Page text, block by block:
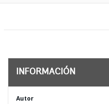
INFORMACIÓN
Autor